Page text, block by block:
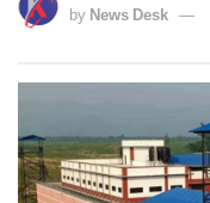
byNews Desk